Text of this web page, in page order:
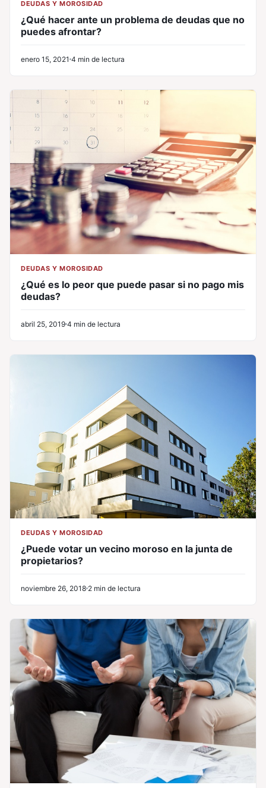
DEUDAS Y MOROSIDAD
¿Qué hacer ante un problema de deudas que no
puedes afrontar?
enero 15, 2021 4 min de lectura
DEUDAS Y MOROSIDAD
¿Qué es lo peor que puede pasar si no pago mis
deudas?
abril 25, 2019 4 min de lectura
DEUDAS Y MOROSIDAD
¿Puede votar un vecino moroso en la junta de
propietarios?
noviembre 26, 2018 2 min de lectura